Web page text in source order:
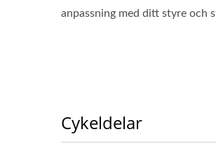
anpassning med ditt styre och
Cykeldelar